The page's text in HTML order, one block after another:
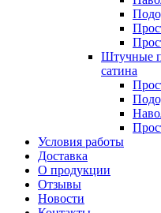
Штучные
сатина
Условия работы
Доставка
О продукции
Отзывы
Новости